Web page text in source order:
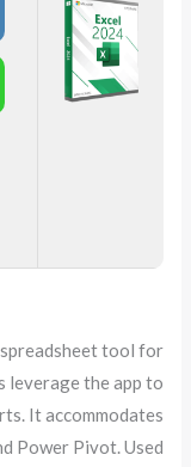
tool for
leverage the app to
It accommodates
Power Pivot. Used